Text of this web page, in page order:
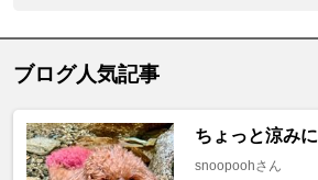
ブログ人気記事
ちょっと涼みに
snoopoohさん